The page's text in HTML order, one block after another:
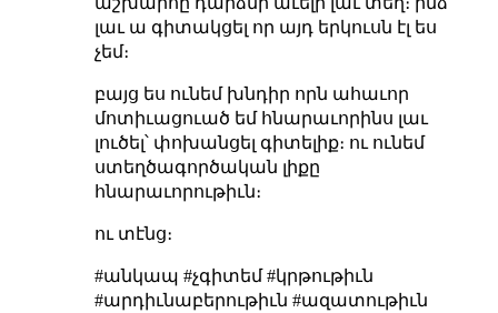
լաւ ա գիտակցել որ այդ երկուսն էլ ես
չեմ։
բայց ես ունեմ խնդիր որն ահաւոր
մոտիւացուած եմ հնարաւորինս լաւ
լուծել՝ փոխանցել գիտելիք։ ու ունեմ
ստեղծագործական լիքը
հնարաւորութիւն։
ու տէնց։
#անկապ #չգիտեմ #կրթութիւն
#արդիւնաբերութիւն #ազատութիւն